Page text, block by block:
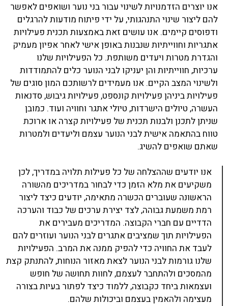
אנו יוצרים הזדמנויות לשינוי עבור בני נוער ושואפים לאפשר
להם ליצור שינוי התנהגותי, על ידי פיתוח מודעות להרגלים
ודפוסים קיימים. אנו עושים זאת באמצעות תכנית פעילויות
אתגריות וחווייתיות שנבנות באופן אישי לאחר אפיון מעמיק
והגדרת מטרות ויעדים משותפת. כל הפעילויות שלנו
ערכיות, חווייתיות והן יעניקו לבני הנוער כלים להתמודדות
ולשינוי המצב הקיים. אנו מעמידים לרשותכם המון סוגים של
פעילויות ביניהן פעילויות קונספט, פעילויות גיבוש, סדנאות
העשרה, טיולים הישרדות, טיולי אתגר וחוויה ועוד. כמובן
שניתן לתכנן ולבנות תכנית של פעילויות קצרה או ארוכת
טווח בהתאמה אישית לבני הנוער עצמם וליעדים ולמטרות
שאתם שואפים להשיג.
אנו יודעים שההצלחה של כל פעילות תלויה במדריך, לכן
משקיעים את מלא הזמן כדי לבחור במדריכים מהשורה
הראשונה שעוברים הכשרה מתאימה, יודעים כיצד ליצור
רמת משמעת גבוהה, לצד יצירת ערכים של כבוד והערכה
הדדיים עם חברי הקבוצה. המדריכים מעבירים את
הפעילויות תוך שמציבים אתגרים לבני הנוער ועוזרים להם
לעבד את החוויה כדי להפיק ממנה את המרב. הפעילויות
שלנו גורמות לבני הנוער לצאת מאזור הנוחות, להתנתק קצת
מהמסכים ולהתחבר לעצמם, לחוות תחושה של חופש
ועצמאות ביחד כקבוצה, ללמוד כיצד לפתור בעיות בצורה
מעצימה ולהאמין בעצמם וביכולות שלהם.